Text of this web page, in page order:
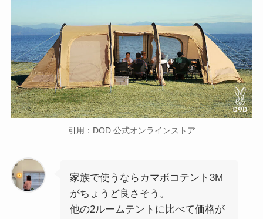
引用：DOD 公式オンラインストア
家族で使うならカマボコテント3M
がちょうど良さそう。
他の2ルームテントに比べて価格が